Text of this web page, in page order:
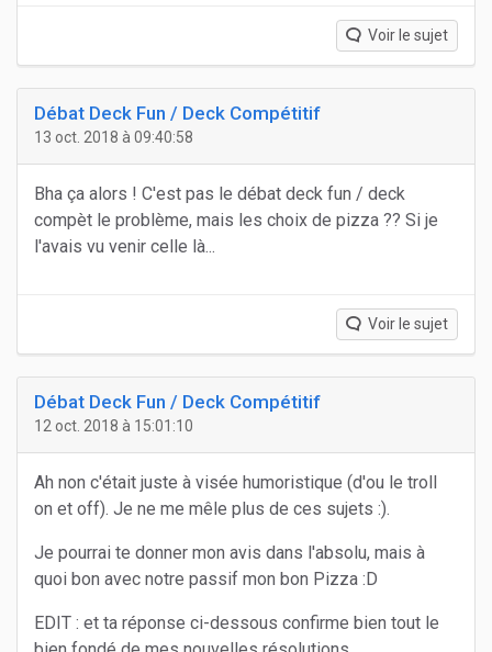
Voir le sujet
Débat Deck Fun / Deck Compétitif
13 oct. 2018 à 09:40:58
Bha ça alors ! C'est pas le débat deck fun / deck
compèt le problème, mais les choix de pizza ?? Si je
l'avais vu venir celle là...
Voir le sujet
Débat Deck Fun / Deck Compétitif
12 oct. 2018 à 15:01:10
Ah non c'était juste à visée humoristique (d'ou le troll
on et off). Je ne me mêle plus de ces sujets :).
Je pourrai te donner mon avis dans l'absolu, mais à
quoi bon avec notre passif mon bon Pizza :D
EDIT : et ta réponse ci-dessous confirme bien tout le